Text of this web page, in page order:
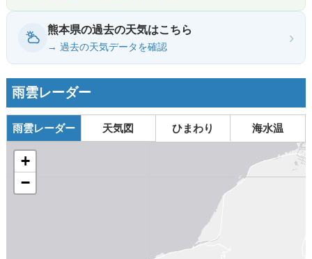
熊本県の過去の天気はこちら
→ 過去の天気データを確認
›
雨雲レーダー
雨雲レーダー 天気図 ひまわり 海水温
+
−